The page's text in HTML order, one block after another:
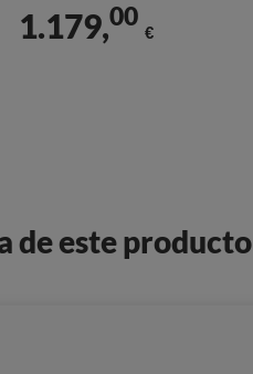
1.179,00
€
de este producto